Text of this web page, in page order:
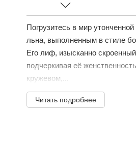
Погрузитесь в мир
льна, выполненным в стиле
Его лиф, изысканно
подчеркивая её
кружевом,...
Читать подробнее